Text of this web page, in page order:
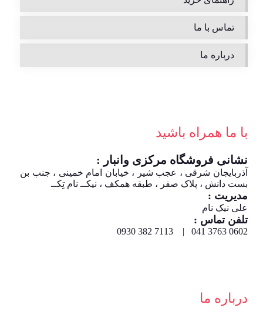
تماس با ما
درباره ما
با ما همراه باشید
نشانی فروشگاه مرکزی وانبار :
آذربایجان شرقی ، عجب شیر ، خیابان امام خمینی ، جنب بن
بست دانش ، پلاک صفر ، طبقه همکف ، نیکــ نام تِکــ
مدیریت :
علی نیک نام
تلفن تماس :
0602 3763 041 | 7113 382 0930
درباره ما